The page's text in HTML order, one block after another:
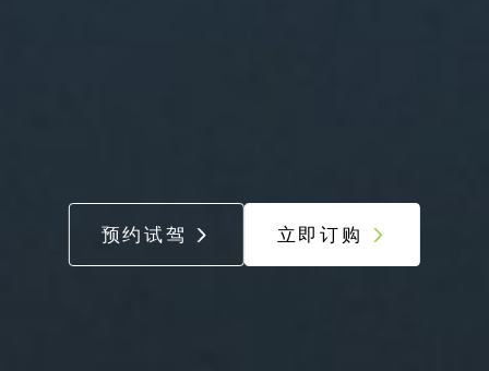
预约试驾 立即订购